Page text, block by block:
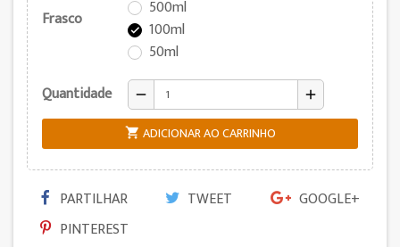
Frasco
500ml

100ml
50ml
Quantidade
remove add
 ADICIONAR AO CARRINHO
PARTILHAR TWEET
GOOGLE+
PINTEREST